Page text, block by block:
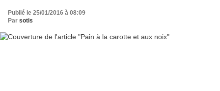
Publié le 25/01/2016 à 08:09
Par sotis